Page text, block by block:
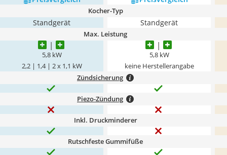
Kocher-Typ
Standgerät Standgerät
Max. Leistung
5,8 kW
2,2 | 1,4 | 2 x 1,1 kW
5,8 kW
keine Herstellerangabe
Zündsicherung
Piezo-Zündung
Inkl. Druckminderer
Rutschfeste Gummifüße